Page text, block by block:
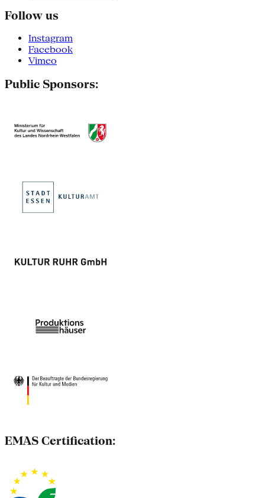
Follow us
Instagram
Facebook
Vimeo
Public Sponsors:
EMAS Certification: